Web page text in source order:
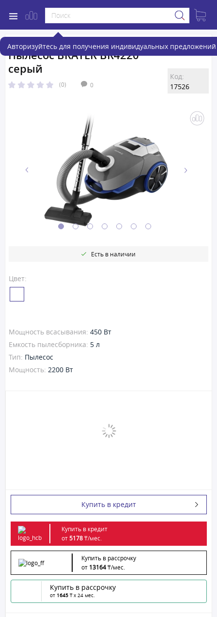
Авторизуйтесь для получения индивидуальных предложений
Пылесос BRAYER BR4220
серый
(0) 0
Код:
17526
Цвет:
Есть в наличии
Мощность всасывания: 450 Вт
Емкость пылесборника: 5 л
Тип: Пылесос
Мощность: 2200 Вт
Купить в кредит
Купить в кредит
от5178₸/мес.
Купить в рассрочку
от 13164₸/мес.
Купить в рассрочку
от 1645 ₸ x 24 мес.